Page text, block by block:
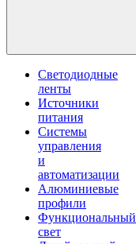
Светодиодные
ленты
Источники
питания
Системы
управления
и
автоматизации
Алюминиевые
профили
Функциональный
свет